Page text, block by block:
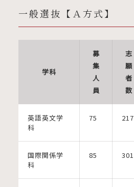
一般選抜【Ａ方式】
学科
募
集
人
員
志
願
者
数
英語英文学
科
75 217
国際関係学
科
85 301